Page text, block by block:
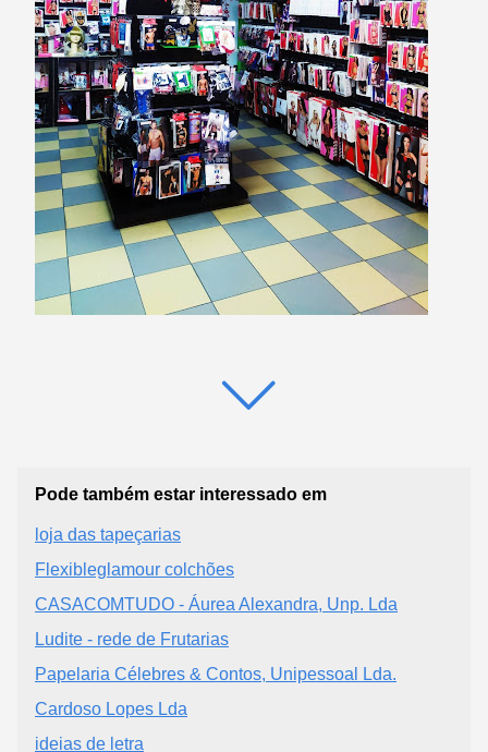
Pode também estar interessado em
loja das tapeçarias
Flexibleglamour colchões
CASACOMTUDO - Áurea Alexandra, Unp. Lda
Ludite - rede de Frutarias
Papelaria Célebres & Contos, Unipessoal Lda.
Cardoso Lopes Lda
ideias de letra